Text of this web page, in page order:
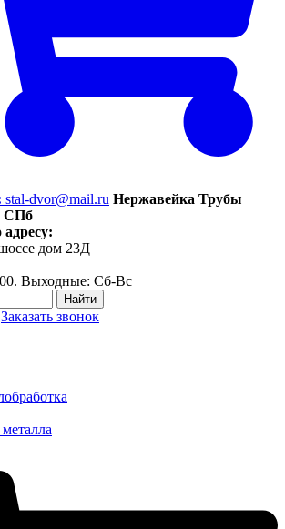
stal-dvor@mail.ru Нержавейка Трубы
СПб
дом 23Д
Выходные: Сб-Вс
Заказать звонок